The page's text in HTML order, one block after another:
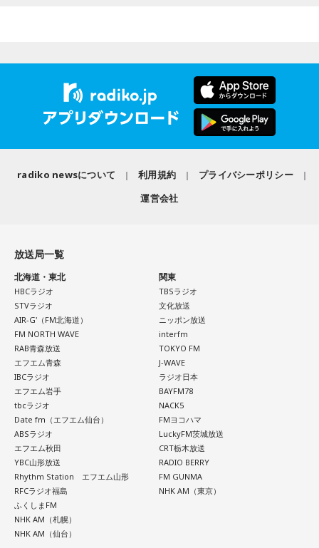
に向けて「自分らしさ」を開花させる時です。今日がお仕事
でもお休みでも「心地いいこと」を一つ選択して。自分に正
直になる時間が、今週の波に乗る秘訣ですよ。
■監修者プロフィール：桜羽結万(さくらば・ゆま)
池袋占い館セレーネ所属。占い師を母に持ち、占い歴約20
て独立。2024年にはスキルシェアサイト「ココナラ」にて結
話占いを始め、年間1000名を鑑定している。
【7位】天秤座（てんびん座）
慌ただしい一日になりそうですが、忙しいほど輝けそう。汗
を流して働いていると自信が持てるようです。仲間といろい
ろな会話をするようですが、お互いの人柄を深く理解できる
ことでしょう。
【8位】獅子座（しし座）
目標やゴールを決めて、そこまでの道のりを計画していくと
【9位】牡羊座（おひつじ座）
他者に期待しすぎず、何かやってくれたことに対して喜べる
と上手くいきそう。自分の心のあり方や時間の使い方を見直
してみて。仕事場などの掃除をすれば集中力がアップできる
ようです。
【10位】双子座（ふたご座）
映画や音楽など、芸術表現に触れると心が癒されていくよう
です。美を感じられると、トゲトゲした気持ちも丸くなりそ
う。今日は、日ごろからお世話になっている人や大切な人と
の時間を大切にしてみて。
【11位】射手座（いて座）
いろいろ気になってくるようなので、「無」になれるような
時間を作りましょう。ちょっと手抜きをしたり、昼寝をして
みたり。頑張りすぎないことも大切なようです。家族や友人
との他愛のない会話を楽しむのもアリ。
天体望遠鏡で見た夏の夜空
今回紹介されたのは、ラジオネーム「雪見だいふく」さんか
ら届いたStory。
タリウムを見ることを楽しみにしていたという思い出から始
遠鏡を買ってもらったから、夏休みに泊まりにおいでよ」と
誘われたことが、大切な記憶として残っているそうです。
友人たちと夜更かしをしながら、大きな天体望遠鏡で眺めた
星空。
「あれが北斗七星」「あっちが○○座だよ」と目を輝かせなが
ら星について話すK君の姿は、今でも忘れられない光景だと語
られました。
スマホがない時代だからこそ残った景色
その後、K君のお父さんに連れて行ってもらった清里で見た星
空。
当時はスマホもなく、写真を撮ることもできませんでした。
radiko newsについて 利用規約
プライバシーポリシー
運営会社
放送局一覧
北海道・東北
HBCラジオ
STVラジオ
AIR-G'（FM北海道）
FM NORTH WAVE
RAB青森放送
エフエム青森
IBCラジオ
エフエム岩手
tbcラジオ
Date fm（エフエム仙台）
ABSラジオ
エフエム秋田
YBC山形放送
Rhythm Station エフエム山形
RFCラジオ福島
ふくしまFM
NHK AM（札幌）
NHK AM（仙台）
関東
TBSラジオ
文化放送
ニッポン放送
interfm
TOKYO FM
J-WAVE
ラジオ日本
BAYFM78
NACK5
FMヨコハマ
LuckyFM茨城放送
CRT栃木放送
RADIO BERRY
FM GUNMA
NHK AM（東京）